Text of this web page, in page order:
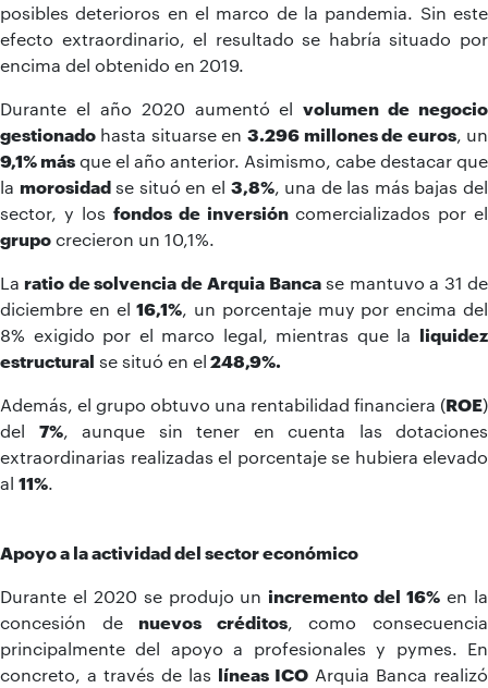
posibles deterioros en el marco de la pandemia. Sin este
efecto extraordinario, el resultado se habría situado por
encima del obtenido en 2019.
Durante el año 2020 aumentó elvolumen de negocio
gestionado hasta situarse en 3.296 millones de euros, un
9,1% más que el año anterior. Asimismo, cabe destacar que
la morosidadse situó en el 3,8%, una de las más bajas del
sector, y los fondos de inversión comercializados por el
grupo crecieron un 10,1%.
La ratio de solvencia de Arquia Bancase mantuvo a 31 de
diciembre en el16,1% , un porcentaje muy por encima del
8% exigido por el marco legal, mientras que la liquidez
estructural se situó en el 248,9%.
Además, el grupo obtuvo una rentabilidad financiera (ROE)
del 7%, aunque sin tener en cuenta las dotaciones
extraordinarias realizadas el porcentaje se hubiera elevado
al 11%
Apoyo a la actividad del sector económico
Durante el 2020 se produjo unincremento del 16% en la
concesión de nuevos créditos, como consecuencia
principalmente del apoyo a profesionales y pymes. En
concreto, a través de las líneas ICO Arquia Banca realizó